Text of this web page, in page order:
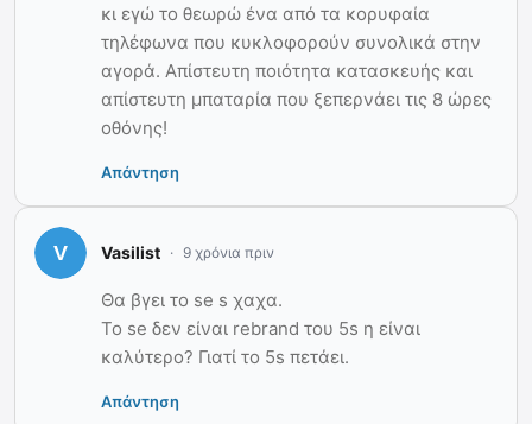
κι εγώ το θεωρώ ένα από τα κορυφαία
τηλέφωνα που κυκλοφορούν συνολικά στην
αγορά. Απίστευτη ποιότητα κατασκευής και
απίστευτη μπαταρία που ξεπερνάει τις 8 ώρες
οθόνης!
Απάντηση
Vasilist 9 χρόνια πριν
Θα βγει το se s χαχα.
Το se δεν είναι rebrand του 5s η είναι
καλύτερο? Γιατί το 5s πετάει.
Απάντηση